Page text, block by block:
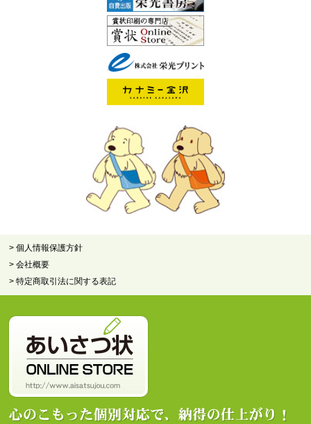
> 個人情報保護方針
> 会社概要
> 特定商取引法に関する表記